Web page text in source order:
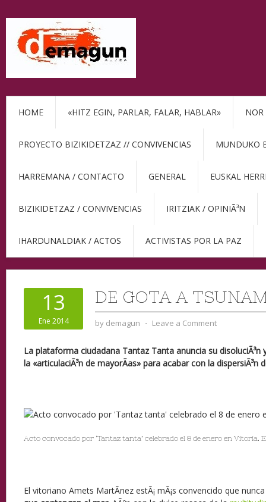
HOME «HITZ EGIN, PARLAR, FALAR, HABLAR» NOR
PROYECTO BIZIKIDETZAZ // CONVIVENCIAS MUNDUKO
HARREMANA / CONTACTO GENERAL EUSKAL
BIZIKIDETZAZ / CONVIVENCIAS IRITZIAK / OPINIÃ³N
IHARDUNALDIAK / ACTOS ACTIVISTAS POR LA PAZ
13
Ene 2014
DE GOTA A
by demagun ⋅ Leave a Comment
La plataforma ciudadana Tantaz Tanta anuncia su
la «articulaciÃ³n de mayorÃ­as» para acabar con la dispersiÃ³n
Acto convocado por ‘Tantaz tanta’ celebrado el 8 de enero en Vitoria.
El vitoriano Amets MartÃ­nez estÃ¡ mÃ¡s convencido que